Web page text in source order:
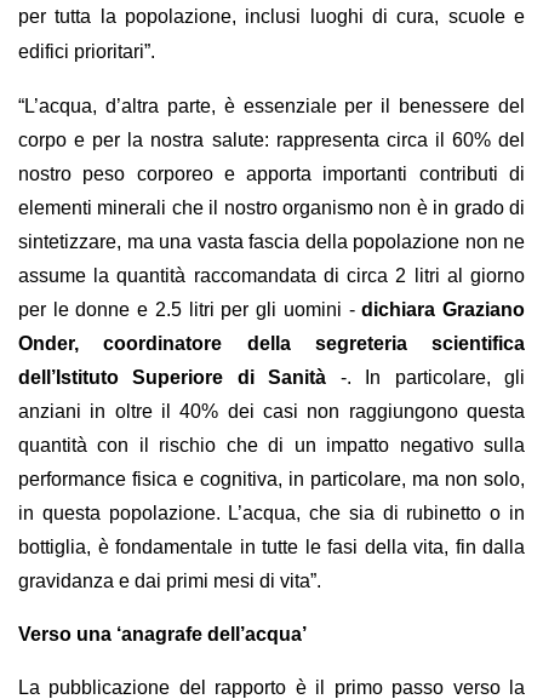
per tutta la popolazione, inclusi luoghi di cura, scuole e
edifici prioritari”.
“L’acqua, d’altra parte, è essenziale per il benessere del
corpo e per la nostra salute: rappresenta circa il 60% del
nostro peso corporeo e apporta importanti contributi di
elementi minerali che il nostro organismo non è in grado di
sintetizzare, ma una vasta fascia della popolazione non ne
assume la quantità raccomandata di circa 2 litri al giorno
per le donne e 2.5 litri per gli uomini -dichiara Graziano
Onder, coordinatore della segreteria scientifica
dell’Istituto Superiore di Sanità -. In particolare, gli
anziani in oltre il 40% dei casi non raggiungono questa
quantità con il rischio che di un impatto negativo sulla
performance fisica e cognitiva, in particolare, ma non solo,
in questa popolazione. L’acqua, che sia di rubinetto o in
bottiglia, è fondamentale in tutte le fasi della vita, fin dalla
gravidanza e dai primi mesi di vita”.
Verso una ‘anagrafe dell’acqua’
La pubblicazione del rapporto è il primo passo verso la